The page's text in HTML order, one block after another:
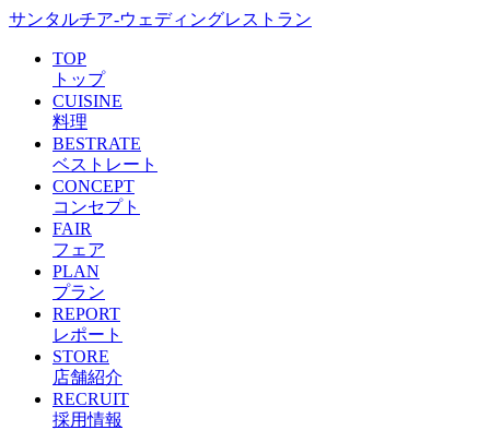
サンタルチア-ウェディングレストラン
TOP
トップ
CUISINE
料理
BESTRATE
ベストレート
CONCEPT
コンセプト
FAIR
フェア
PLAN
プラン
REPORT
レポート
STORE
店舗紹介
RECRUIT
採用情報